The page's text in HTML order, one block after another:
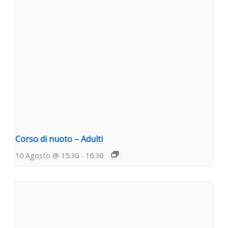
Corso di nuoto – Adulti
10 Agosto @ 15:30 - 16:30